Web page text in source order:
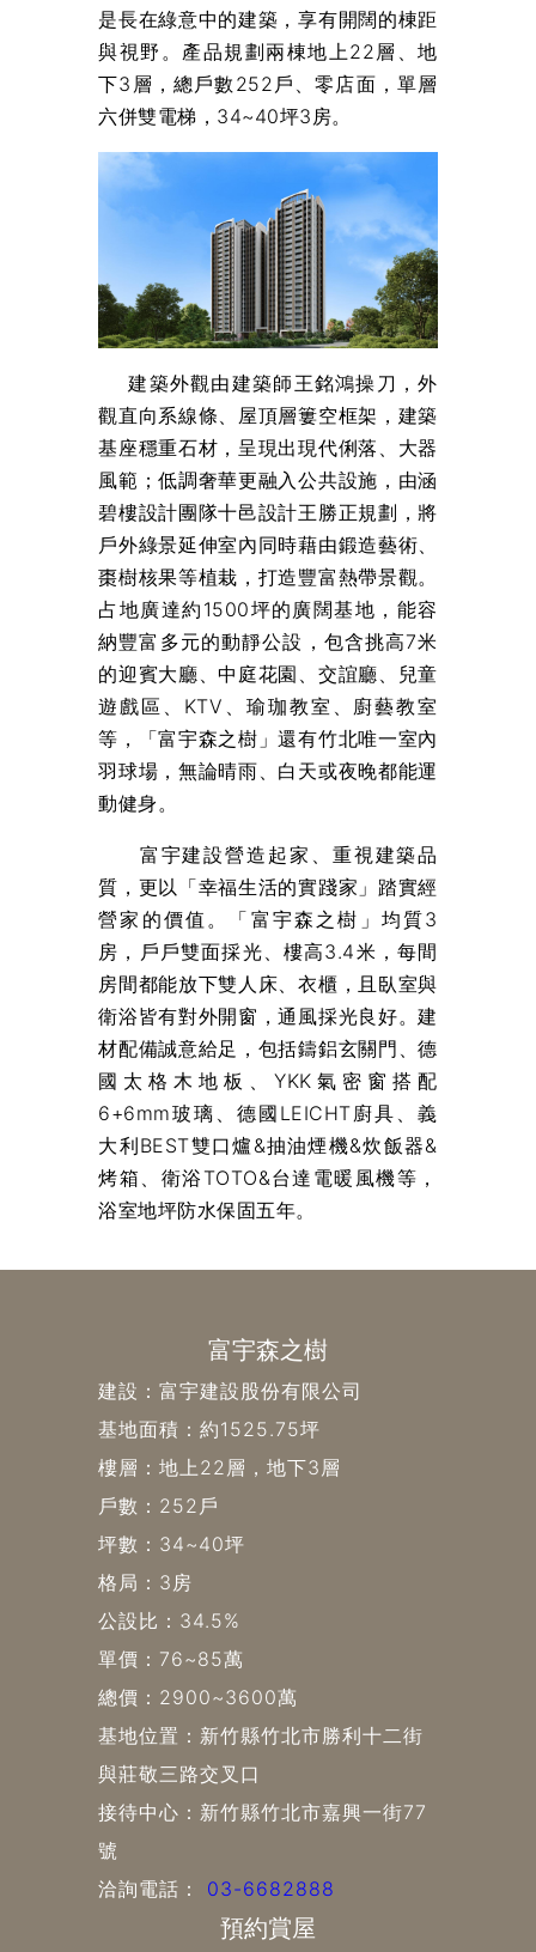
是長在綠意中的建築，享有開闊的棟距
與視野。產品規劃兩棟地上22層、地
下3層，總戶數252戶、零店面，單層
六併雙電梯，34~40坪3房。
建築外觀由建築師王銘鴻操刀，外
觀直向系線條、屋頂層簍空框架，建築
基座穩重石材，呈現出現代俐落、大器
風範；低調奢華更融入公共設施，由涵
碧樓設計團隊十邑設計王勝正規劃，將
戶外綠景延伸室內同時藉由鍛造藝術、
棗樹核果等植栽，打造豐富熱帶景觀。
占地廣達約1500坪的廣闊基地，能容
納豐富多元的動靜公設，包含挑高7米
的迎賓大廳、中庭花園、交誼廳、兒童
遊戲區、KTV、瑜珈教室、廚藝教室
等，「富宇森之樹」還有竹北唯一室內
羽球場，無論晴雨、白天或夜晚都能運
動健身。
富宇建設營造起家、重視建築品
質，更以「幸福生活的實踐家」踏實經
營家的價值。「富宇森之樹」均質3
房，戶戶雙面採光、樓高3.4米，每間
房間都能放下雙人床、衣櫃，且臥室與
衛浴皆有對外開窗，通風採光良好。建
材配備誠意給足，包括鑄鋁玄關門、德
國太格木地板、YKK氣密窗搭配
6+6mm玻璃、德國LEICHT廚具、義
大利BEST雙口爐&抽油煙機&炊飯器&
烤箱、衛浴TOTO&台達電暖風機等，
浴室地坪防水保固五年。
富宇森之樹
建設：富宇建設股份有限公司
基地面積：約1525.75坪
樓層：地上22層，地下3層
戶數：252戶
坪數：34~40坪
格局：3房
公設比：34.5%
單價：76~85萬
總價：2900~3600萬
基地位置：新竹縣竹北市勝利十二街
與莊敬三路交叉口
接待中心：新竹縣竹北市嘉興一街77
號
洽詢電話： 03-6682888
預約賞屋